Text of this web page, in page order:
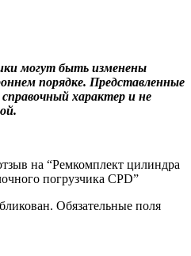
могут быть изменены
порядке. Представленные
характер и не
на “Ремкомплект цилиндра
погрузчика CPD”
Обязательные поля